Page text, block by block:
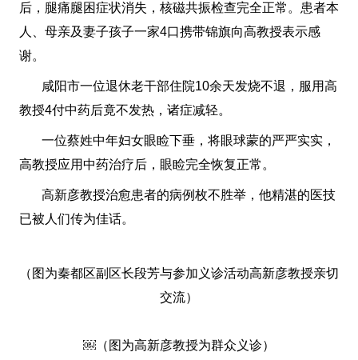
后，腿痛腿困症状消失，核磁共振检查完全正常。患者本
人、母亲及妻子孩子一家4口携带锦旗向高教授表示感
谢。
咸阳市一位退休老干部住院10余天发烧不退，服用高
教授4付中药后竟不发热，诸症减轻。
一位蔡姓中年妇女眼睑下垂，将眼球蒙的严严实实，
高教授应用中药治疗后，眼睑完全恢复正常。
高新彦教授治愈患者的病例枚不胜举，他精湛的医技
已被人们传为佳话。
（图为秦都区副区长段芳与参加义诊活动高新彦教授亲切
交流）
￼（图为高新彦教授为群众义诊）